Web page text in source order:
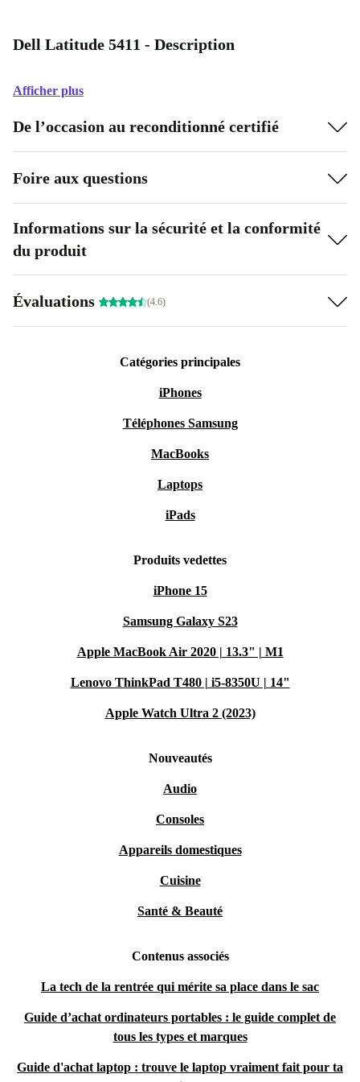
Dell Latitude 5411 - Description
Afficher plus
De l’occasion au reconditionné certifié
Foire aux questions
Informations sur la sécurité et la conformité
du produit
Évaluations (4.6)
Catégories principales
iPhones
Téléphones Samsung
MacBooks
Laptops
iPads
Produits vedettes
iPhone 15
Samsung Galaxy S23
Apple MacBook Air 2020 | 13.3" | M1
Lenovo ThinkPad T480 | i5-8350U | 14"
Apple Watch Ultra 2 (2023)
Nouveautés
Audio
Consoles
Appareils domestiques
Cuisine
Santé & Beauté
Contenus associés
La tech de la rentrée qui mérite sa place dans le sac
Guide d’achat ordinateurs portables : le guide complet de
tous les types et marques
Guide d'achat laptop : trouve le laptop vraiment fait pour ta